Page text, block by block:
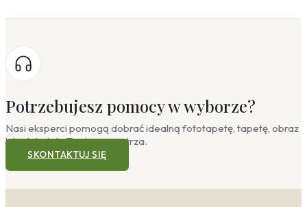
Potrzebujesz pomocy w wyborze?
Nasi eksperci pomogą dobrać idealną fototapetę, tapetę, obraz
lub plakat do Twojego wnętrza.
SKONTAKTUJ SIĘ